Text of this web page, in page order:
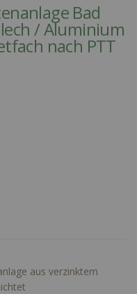
Bad
/ Aluminium
nach PTT
aus verzinktem